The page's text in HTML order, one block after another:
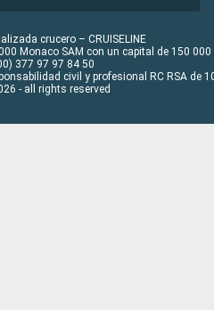
crucero – CRUISELINE
Monaco SAM con un capital de 150 000
377 97 97 84 50
civil y profesional RC RSA de
- all rights reserved